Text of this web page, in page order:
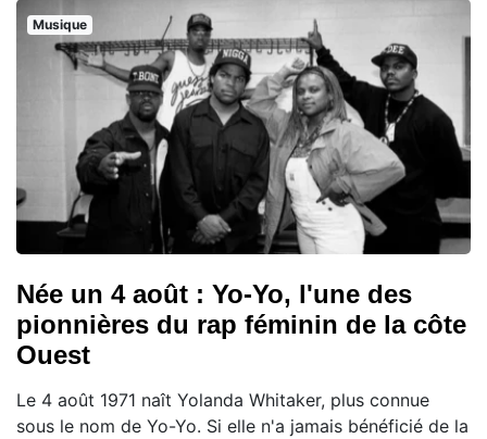
Musique
Née un 4 août : Yo-Yo, l'une des
pionnières du rap féminin de la côte
Ouest
Le 4 août 1971 naît Yolanda Whitaker, plus connue
sous le nom de Yo-Yo. Si elle n'a jamais bénéficié de la